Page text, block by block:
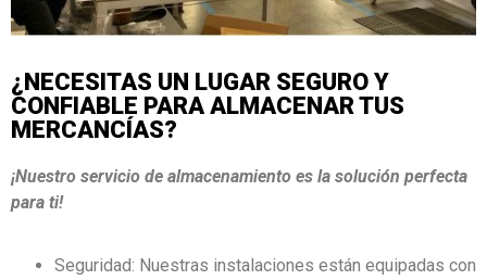
¿NECESITAS UN LUGAR SEGURO Y
CONFIABLE PARA ALMACENAR TUS
MERCANCÍAS?
¡Nuestro servicio de almacenamiento es la solución perfecta
para ti!
Seguridad: Nuestras instalaciones están equipadas con